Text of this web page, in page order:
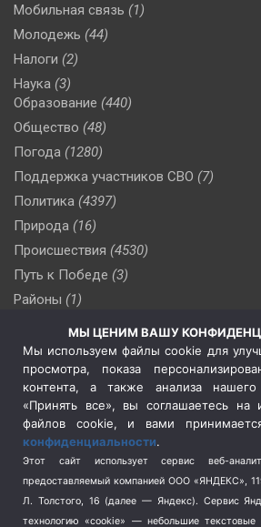
Мобильная связь (1)
Молодежь (44)
Налоги (2)
Наука (3)
Образование (440)
Общество (48)
Погода (1280)
Поддержка участников СВО (7)
Политика (4397)
Природа (16)
Происшествия (4530)
Путь к Победе (3)
Районы (1)
(510)
Сельское хозяйство (3)
Социальная политика
(3)
Спецоперация в Украине
Спецоперация на Украине
(404)
Спорт (740)
Терроризм (1)
Транспорт (262)
МЫ ЦЕНИМ ВАШУ
Мы используем файлы cookie для
просмотра, показа
контента, а также анализа
«Принять все», вы соглашаетесь на
файлов cookie, и вами
конфиденциальности.
Этот сайт использует сервис веб-
предоставляемый компанией ООО «ЯНДЕКС»,
Л. Толстого, 16 (далее — Яндекс). Сервис
технологию «cookie» — небольшие